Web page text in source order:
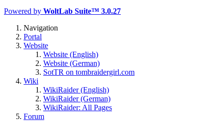
Powered by WoltLab Suite™ 3.0.27
Navigation
Portal
Website
Website (English)
Website (German)
SotTR on tombraidergirl.com
Wiki
WikiRaider (English)
WikiRaider (German)
WikiRaider: All Pages
Forum